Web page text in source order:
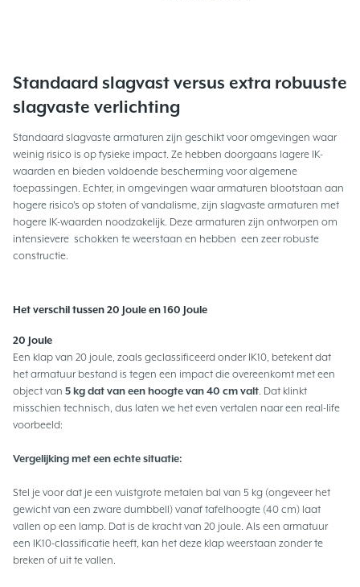
Standaard slagvast versus extra robuuste
slagvaste verlichting
Standaard slagvaste armaturen zijn geschikt voor omgevingen waar
weinig risico is op fysieke impact. Ze hebben doorgaans lagere IK-
waarden en bieden voldoende bescherming voor algemene
toepassingen. Echter, in omgevingen waar armaturen blootstaan aan
hogere risico's op stoten of vandalisme, zijn slagvaste armaturen met
hogere IK-waarden noodzakelijk. Deze armaturen zijn ontworpen om
intensievere schokken te weerstaan en hebben een zeer robuste
constructie.
Het verschil tussen 20 Joule en 160 Joule
20 Joule
Een klap van 20 joule, zoals geclassificeerd onder IK10, betekent dat
het armatuur bestand is tegen een impact die overeenkomt met een
object van 5 kg dat van een hoogte van 40 cm valt. Dat klinkt
misschien technisch, dus laten we het even vertalen naar een real-life
voorbeeld:
Vergelijking met een echte situatie:
Stel je voor dat je een vuistgrote metalen bal van 5 kg (ongeveer het
gewicht van een zware dumbbell) vanaf tafelhoogte (40 cm) laat
vallen op een lamp. Dat is de kracht van 20 joule. Als een armatuur
een IK10-classificatie heeft, kan het deze klap weerstaan zonder te
breken of uit te vallen.